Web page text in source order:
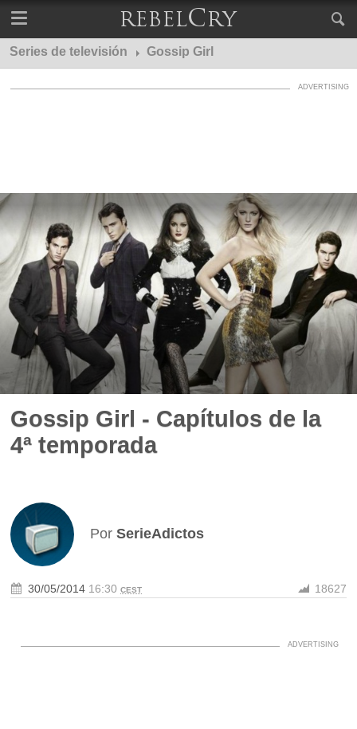
Series de televisión Gossip Girl
Gossip Girl - Capítulos de la
4ª temporada
PorSerieAdictos
30/05/2014 16:30CEST 18627